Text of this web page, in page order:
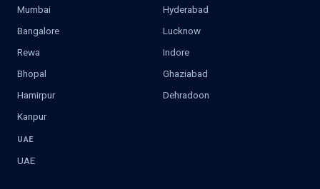
Mumbai
Hyderabad
Bangalore
Lucknow
Rewa
Indore
Bhopal
Ghaziabad
Hamirpur
Dehradoon
Kanpur
UAE
UAE